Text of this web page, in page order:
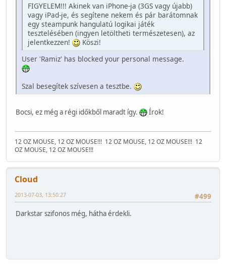
FIGYELEM!!! Akinek van iPhone-ja (3GS vagy újabb)
vagy iPad-je, és segítene nekem és pár barátomnak
egy steampunk hangulatú logikai játék
tesztelésében (ingyen letöltheti természetesen), az
jelentkezzen!
Köszi!
User 'Ramiz' has blocked your personal message.
Szal besegítek szívesen a tesztbe.
Bocsi, ez még a régi időkből maradt így. Írok!
12 OZ MOUSE, 12 OZ MOUSE!!! 12 OZ MOUSE, 12 OZ MOUSE!!! 12
OZ MOUSE, 12 OZ MOUSE!!!
Cloud
#499
2013-07-03, 13:50:27
Darkstar szifonos még, hátha érdekli.